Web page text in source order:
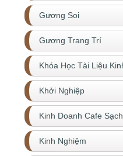
Gương Soi
Gương Trang Trí
Khóa Học Tài Liệu
Khởi Nghiệp
Kinh Doanh Cafe Sạch
Kinh Nghiệm